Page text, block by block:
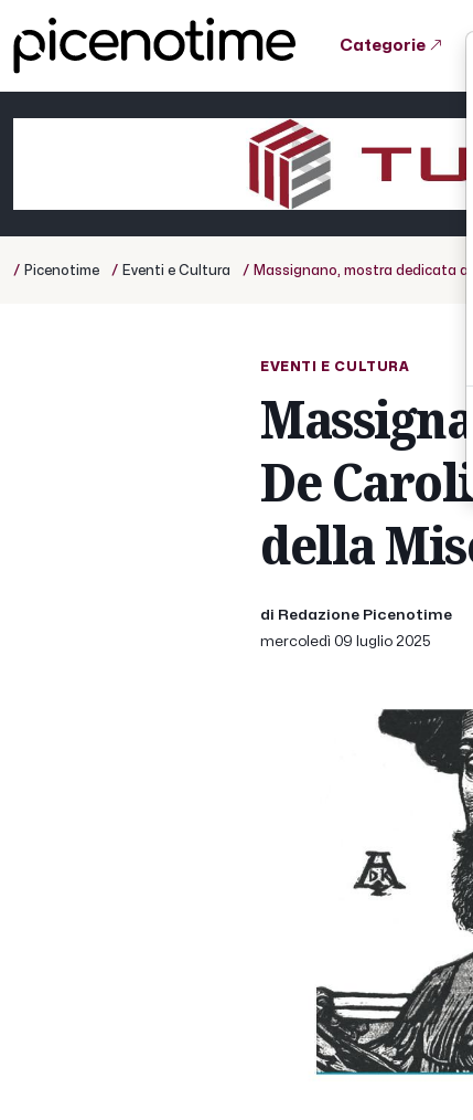
Categorie
/ Picenotime / Eventi e Cultura / Massignano, mostra dedicata a
EVENTI E CULTURA
De
della
di Redazione Picenotime
mercoledì 09 luglio 2025